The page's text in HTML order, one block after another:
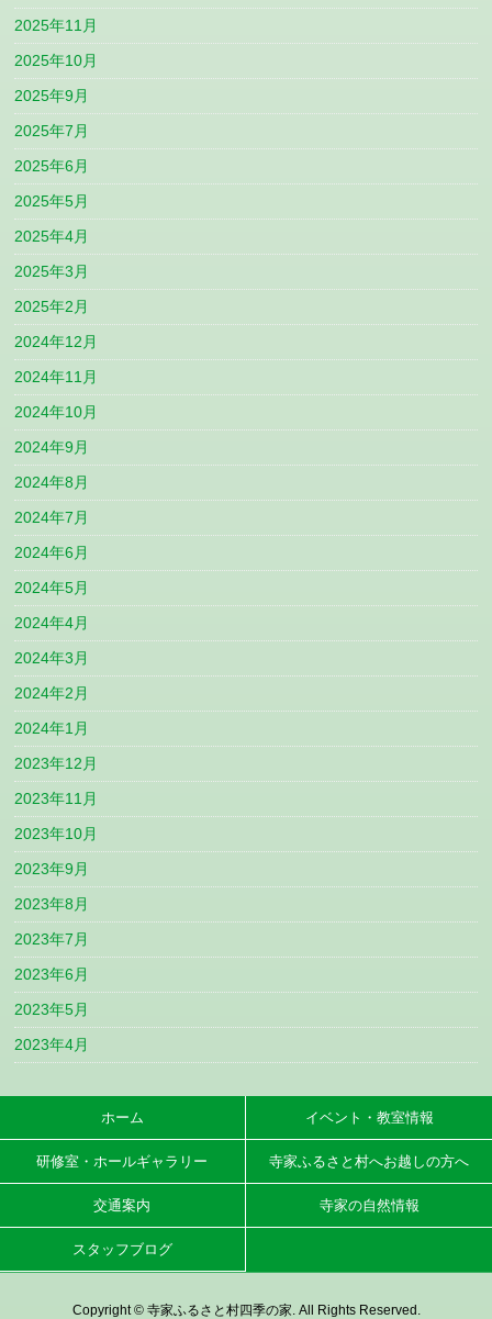
2025年11月
2025年10月
2025年9月
2025年7月
2025年6月
2025年5月
2025年4月
2025年3月
2025年2月
2024年12月
2024年11月
2024年10月
2024年9月
2024年8月
2024年7月
2024年6月
2024年5月
2024年4月
2024年3月
2024年2月
2024年1月
2023年12月
2023年11月
2023年10月
2023年9月
2023年8月
2023年7月
2023年6月
2023年5月
2023年4月
ホーム イベント・教室情報
研修室・ホールギャラリー 寺家ふるさと村へお越しの方へ
交通案内 寺家の自然情報
スタッフブログ
Copyright © 寺家ふるさと村四季の家. All Rights Reserved.